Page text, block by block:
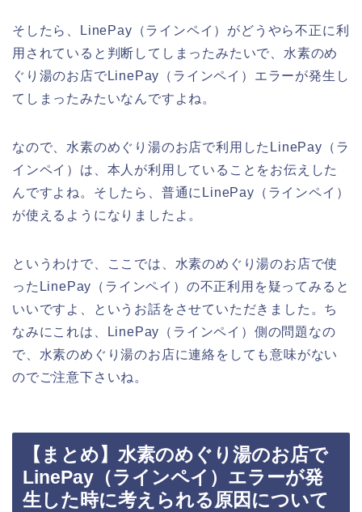
そしたら、LinePay（ラインペイ）がどうやら不正に利
用されていると判断してしまったみたいで、水素のめ
ぐり湯のお店でLinePay（ラインペイ）エラーが発生し
てしまったみたいなんですよね。
なので、水素のめぐり湯のお店で利用したLinePay（ラ
インペイ）は、本人が利用していることをお伝えした
んですよね。そしたら、普通にLinePay（ラインペイ）
が使えるようになりましたよ。
というわけで、ここでは、水素のめぐり湯のお店で使
ったLinePay（ラインペイ）の不正利用を疑ってみると
いいですよ、というお話をさせていただきました。ち
なみにこれは、LinePay（ラインペイ）側の問題なの
で、水素のめぐり湯のお店に連絡をしても意味がない
のでご注意下さいね。
【まとめ】水素のめぐり湯のお店で
LinePay（ラインペイ）エラーが発
生した時に考えられる原因について